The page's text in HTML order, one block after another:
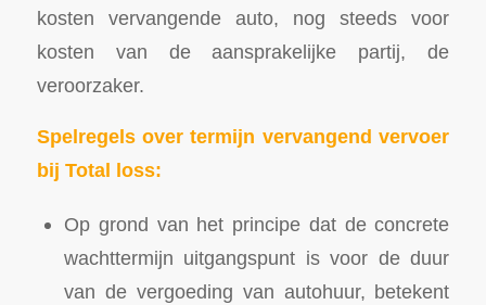
kosten vervangende auto, nog steeds voor
kosten van de aansprakelijke partij, de
veroorzaker.
Spelregels over termijn vervangend vervoer
bij Total loss:
Op grond van het principe dat de concrete
wachttermijn uitgangspunt is voor de duur
van de vergoeding van autohuur, betekent